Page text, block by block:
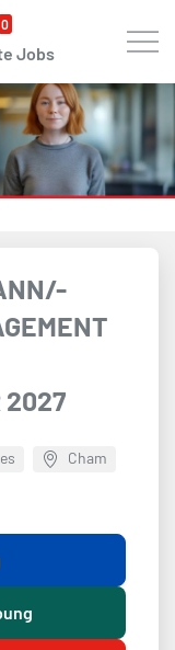
0
Jobs
2027
Cham